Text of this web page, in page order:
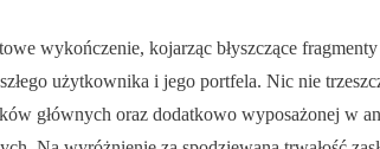
wykończenie, kojarząc błyszczące
użytkownika i jego portfela. Nic nie
głównych oraz dodatkowo wyposażonej w